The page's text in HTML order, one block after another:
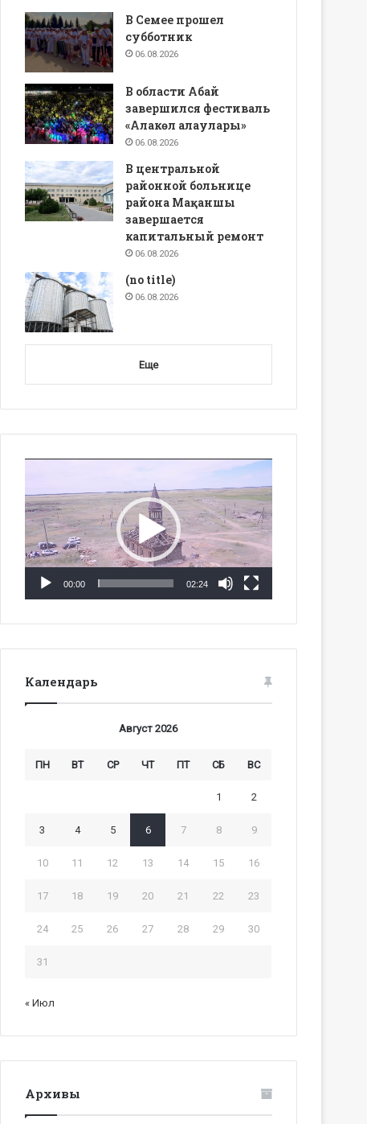
В Семее прошел
субботник
06.08.2026
В области Абай
завершился фестиваль
«Алакөл алаулары»
06.08.2026
В центральной
районной больнице
района Мақаншы
завершается
капитальный ремонт
06.08.2026
(no title)
06.08.2026
Еще
00:00 02:24
Календарь
Август 2026
ПН ВТ СР ЧТ ПТ СБ ВС
1 2
3 4 5 6 7 8 9
10 11 12 13 14 15 16
17 18 19 20 21 22 23
24 25 26 27 28 29 30
31
« Июл
Архивы